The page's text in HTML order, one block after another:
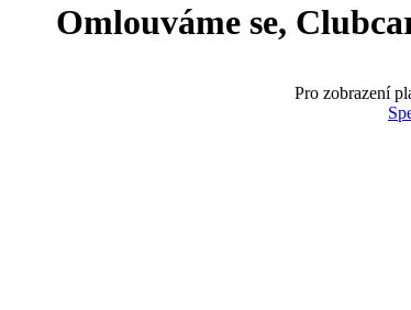
Omlouváme se,
Pro zobrazení